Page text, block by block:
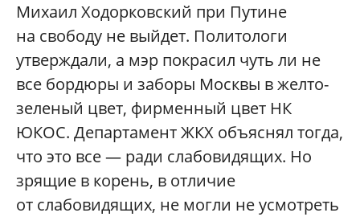
Михаил Ходорковский при Путине
на свободу не выйдет. Политологи
утверждали, а мэр покрасил чуть ли не
все бордюры и заборы Москвы в желто-
зеленый цвет, фирменный цвет НК
ЮКОС. Департамент ЖКХ объяснял тогда,
что это все — ради слабовидящих. Но
зрящие в корень, в отличие
от слабовидящих, не могли не усмотреть